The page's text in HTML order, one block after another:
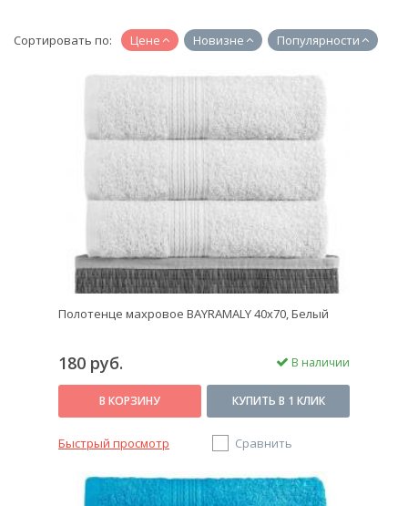
Сортировать по: Цене Новизне Популярности
Полотенце махровое BAYRAMALY 40х70, Белый
180 руб. В наличии
В КОРЗИНУ КУПИТЬ В 1 КЛИК
Быстрый просмотр Сравнить